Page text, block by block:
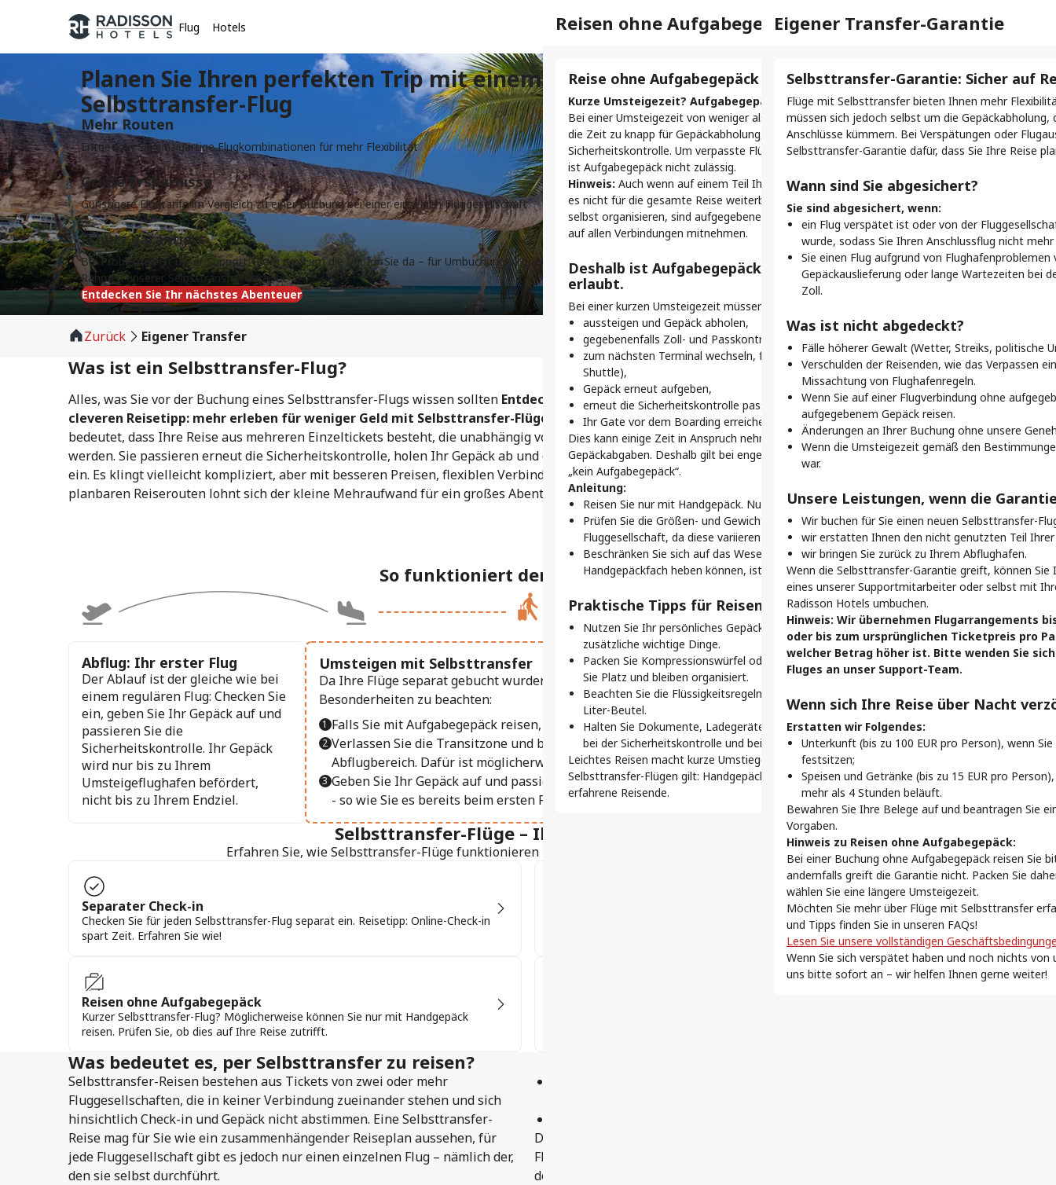
Flug Hotels Hilfe Meine Buchungen
Planen Sie Ihren perfekten Trip mit einem
Selbsttransfer-Flug
Mehr Routen
Entdecken Sie einzigartige Flugkombinationen für mehr Flexibilität
Große Ersparnisse
Günstigere Flugtarife im Vergleich zu einer Buchung bei einer einzelnen Fluggesellschaft
Schutz garantiert
Bei Problemen ist unser Support-Team rund um die Uhr für Sie da – für Umbuchungen oder Erstattungen im
Rahmen unserer Selbsttransfer-Garantie
Entdecken Sie Ihr nächstes Abenteuer
Zurück Eigener Transfer
Was ist ein Selbsttransfer-Flug?
Alles, was Sie vor der Buchung eines Selbsttransfer-Flugs wissen sollten Entdecken Sie einen
cleveren Reisetipp: mehr erleben für weniger Geld mit Selbsttransfer-Flügen
Selbsttransfer
bedeutet, dass Ihre Reise aus mehreren Einzeltickets besteht, die unabhängig voneinander gebucht
werden. Sie passieren erneut die Sicherheitskontrolle, holen Ihr Gepäck ab und checken noch einmal
ein. Es klingt vielleicht kompliziert, aber mit besseren Preisen, flexiblen Verbindungen und individuell
planbaren Reiserouten lohnt sich der kleine Mehraufwand für ein großes Abenteuer.
Auf dieser Seite
Was ist ein Selbsttransfer-Flug?
So funktioniert der Selbsttransfer
Selbsttransfer-Flüge – Ihr praktischer Guide
Was bedeutet es, per Selbsttransfer zu reisen?
Unsere Selbsttransfer-Garantie
Bleiben Sie mit der Mytrip-App auf dem
Laufenden
Häufig gestellte Fragen
So funktioniert der Selbsttransfer
Abflug: Ihr erster Flug
Der Ablauf ist der gleiche wie bei
einem regulären Flug: Checken Sie
ein, geben Sie Ihr Gepäck auf und
passieren Sie die
Sicherheitskontrolle. Ihr Gepäck
wird nur bis zu Ihrem
Umsteigeflughafen befördert,
nicht bis zu Ihrem Endziel.
Umsteigen mit Selbsttransfer
Da Ihre Flüge separat gebucht wurden, sind hier einige
Besonderheiten zu beachten:
Falls Sie mit Aufgabegepäck reisen, müssen Sie dieses abholen.
Verlassen Sie die Transitzone und begeben Sie sich zum
Abflugbereich. Dafür ist möglicherweise ein Visum erforderlich.
Geben Sie Ihr Gepäck auf und passieren Sie die Sicherheitskontrolle
- so wie Sie es bereits beim ersten Flug getan haben.
Nach der Ankunft
Holen Sie Ihr Gepäck ab und
genießen Sie Ihren Aufenthalt am
Zielort.
Selbsttransfer-Flüge – Ihr praktischer Guide
Erfahren Sie, wie Selbsttransfer-Flüge funktionieren und warum sie bei Vielreisenden so beliebt sind.
Separater Check-in
Checken Sie für jeden Selbsttransfer-Flug separat ein. Reisetipp: Online-Check-in
spart Zeit. Erfahren Sie wie!
Separater Check-in
Check-in für jeden einzelnen Flug
Wenn Sie einen Selbsttransfer-Flug buchen, erhalten Sie separate Tickets. Die
Fluggesellschaften sind also nicht miteinander verbunden. Das bedeutet, dass Sie
für jeden Flug einzeln einchecken müssen.
Was bedeutet ein Selbsttransfer für Ihre Reise?
Ein Flug = ein Check-in.
Wenn Sie drei Flüge haben, müssen Sie auch drei Mal einchecken – einmal pro
Abschnitt Ihrer Selbsttransfer-Reise.
Jede Fluggesellschaft hat ihre eigenen Regeln.
Check-in-Zeiten, Gepäckbestimmungen und Bordkarten unterscheiden sich.
Prüfen Sie immer die Details jeder einzelnen Fluggesellschaft, mit der Sie
fliegen.
Auch die Check-in-Methoden unterscheiden sich.
Manche Fluggesellschaften bieten einen Online- oder App-Check-in an, während
andere verlangen, dass Sie einen Schalter oder einen Automaten am Flughafen
aufsuchen.
Darum ist der Online-Check-in bei Selbsttransfer-Flügen
wichtig:
Warteschlangen umgehen.
Reisen Sie nur mit Handgepäck? Online einchecken spart Zeit.
Immer einen Schritt voraus.
Early-Boarding-Karten helfen Ihnen, die Sicherheitskontrolle schnell zu
passieren und rechtzeitig am Gate zu sein.
Wählen Sie Ihren Sitzplatz.
Viele Fluggesellschaften erlauben die Sitzplatzwahl online – so wird Ihr
Selbsttransfer-Flug noch komfortabler.
Profi-Tipps für einen reibungslosen Selbsttransfer:
Organisiert bleiben.
Nutzen Sie unseren Check-in-Service, um alle Flüge zu verwalten, Bordkarten
abzurufen und Echtzeit-Updates auf Ihrem Handy zu erhalten.
Achten Sie auf Ihre Check-in-Zeiten.
Meistens können Sie 24 bis 48 Stunden vor Abflug einchecken. Legen Sie
Erinnerungen fest, damit Sie den Check-in nicht verpassen.
Planen Sie längere Zwischenstopps ein.
Beim Selbsttransfer müssen Sie Gepäck neu einchecken, Terminals wechseln
oder erneut die Sicherheitskontrolle passieren. Rechnen Sie also mit mehr Zeit
zwischen den Flügen.
Selbsttransfer-Flüge bedeuten, dass Sie Ihr Gepäck an jedem Zwischenstopp
abholen und erneut einchecken müssen. Erfahren Sie, wie dies funktioniert!
Bei
Reisen ohne Aufgabegepäck
Kurzer Selbsttransfer-Flug? Möglicherweise können Sie nur mit Handgepäck
reisen. Prüfen Sie, ob dies auf Ihre Reise zutrifft.
Reisen ohne Aufgabegepäck
Reise ohne Aufgabegepäck
Kurze Umsteigezeit? Aufgabegepäck ist ausgeschlossen.
Bei einer Umsteigezeit von weniger als 120 Minuten bei Selbsttransfer-Flügen ist
die Zeit zu knapp für Gepäckabholung, erneutes Einchecken und die
Sicherheitskontrolle. Um verpasste Flüge und zusätzlichen Aufwand zu vermeiden,
ist Aufgabegepäck nicht zulässig.
Hinweis: Auch wenn auf einem Teil Ihrer Reise Aufgabegepäck zulässig ist, kann
es nicht für die gesamte Reise weiterbefördert werden. Da Sie Ihre Transfers
selbst organisieren, sind aufgegebenes Gepäck keine Option. Sie können es nicht
auf allen Verbindungen mitnehmen.
Deshalb ist Aufgabegepäck bei Selbsttransfer-Flügen nicht
erlaubt.
Bei einer kurzen Umsteigezeit müssen Sie in der Regel:
aussteigen und Gepäck abholen,
gegebenenfalls Zoll- und Passkontrolle passieren,
zum nächsten Terminal wechseln, falls erforderlich (möglicherweise per
Shuttle),
Gepäck erneut aufgeben,
erneut die Sicherheitskontrolle passieren,
Ihr Gate vor dem Boarding erreichen.
Dies kann einige Zeit in Anspruch nehmen, und Flüge warten nicht auf verspätete
Gepäckabgaben. Deshalb gilt bei engen Selbsttransfer-Verbindungen die Regel
„kein Aufgabegepäck“.
Anleitung:
Reisen Sie nur mit Handgepäck. Nur so können Sie schnell umsteigen.
Prüfen Sie die Größen- und Gewichtsbeschränkungen für Handgepäck jeder
Fluggesellschaft, da diese variieren können.
Beschränken Sie sich auf das Wesentliche. Wenn Sie Ihr Gepäck nicht in das
Handgepäckfach heben können, ist es zu groß und schwer für diese Reise.
Praktische Tipps für Reisen mit wenig Gepäck:
Nutzen Sie Ihr persönliches Gepäckstück (z. B. Rucksack oder Tragetasche) für
zusätzliche wichtige Dinge.
Packen Sie Kompressionswürfel oder einen kleinen Wäschesack ein. So sparen
Sie Platz und bleiben organisiert.
Beachten Sie die Flüssigkeitsregeln: 100 ml pro Behälter, verpackt in einem 1-
Liter-Beutel.
Halten Sie Dokumente, Ladegeräte und wichtige Dinge griffbereit – besonders
bei der Sicherheitskontrolle und beim Boarding.
Leichtes Reisen macht kurze Umstiege reibungsloser, schneller und stressfreier. Bei
Selbsttransfer-Flügen gilt: Handgepäck oder gar nichts. Genau so machen es
erfahrene Reisende.
Bei
des
Was bedeutet es, per Selbsttransfer zu reisen?
Selbsttransfer-Reisen bestehen aus Tickets von zwei oder mehr
Fluggesellschaften, die in keiner Verbindung zueinander stehen und sich
hinsichtlich Check-in und Gepäck nicht abstimmen. Eine Selbsttransfer-
Reise mag für Sie wie ein zusammenhängender Reiseplan aussehen, für
jede Fluggesellschaft gibt es jedoch nur einen einzelnen Flug – nämlich der,
den sie selbst durchführt.
Da Selbsttransfer-Reisen aus Einzeltickets von zwei oder mehr
Fluggesellschaften bestehen, gelten diese Rechte jeweils nur für den Flug
der jeweiligen Fluggesellschaft und nicht für die gesamte Reise. Das
Eigener Transfer-Garantie
Selbsttransfer-Garantie: Sicher auf
Flüge mit Selbsttransfer bieten Ihnen mehr
müssen sich jedoch selbst um die Gepäckabholung,
Anschlüsse kümmern. Bei Verspätungen oder
Selbsttransfer-Garantie dafür, dass Sie Ihre Reise
Wann sind Sie abgesichert?
Sie sind abgesichert, wenn:
ein Flug verspätet ist oder von der
wurde, sodass Sie Ihren Anschlussflug nicht
Sie einen Flug aufgrund von
Gepäckauslieferung oder lange Wartezeiten bei
Zoll.
Was ist nicht abgedeckt?
Fälle höherer Gewalt (Wetter, Streiks, politische
Verschulden der Reisenden, wie das Verpassen
Missachtung von Flughafenregeln.
Wenn Sie auf einer Flugverbindung ohne
aufgegebenem Gepäck reisen.
Änderungen an Ihrer Buchung ohne unsere
Wenn die Umsteigezeit gemäß den
war.
Unsere Leistungen, wenn die
Wir buchen für Sie einen neuen Selbsttransfer-
wir erstatten Ihnen den nicht genutzten Teil Ihrer
wir bringen Sie zurück zu Ihrem Abflughafen.
Wenn die Selbsttransfer-Garantie greift, können
eines unserer Supportmitarbeiter oder selbst mit
Radisson Hotels umbuchen.
Hinweis: Wir übernehmen Flugarrangements
oder bis zum ursprünglichen Ticketpreis pro
welcher Betrag höher ist. Bitte wenden Sie
Fluges an unser Support-Team.
Wenn sich Ihre Reise über Nacht
Erstatten wir Folgendes:
Unterkunft (bis zu 100 EUR pro Person), wenn
festsitzen;
Speisen und Getränke (bis zu 15 EUR pro
mehr als 4 Stunden beläuft.
Bewahren Sie Ihre Belege auf und beantragen Sie
Vorgaben.
Hinweis zu Reisen ohne Aufgabegepäck:
Bei einer Buchung ohne Aufgabegepäck reisen Sie
andernfalls greift die Garantie nicht. Packen Sie
wählen Sie eine längere Umsteigezeit.
Möchten Sie mehr über Flüge mit Selbsttransfer
und Tipps finden Sie in unseren FAQs!
Lesen Sie unsere vollständigen
Wenn Sie sich verspätet haben und noch nichts von
uns bitte sofort an – wir helfen Ihnen gerne weiter!